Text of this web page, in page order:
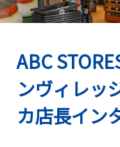
ABC
ンヴィレ
カ店長イン